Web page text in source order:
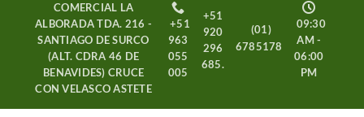
COMERCIAL LA
ALBORADA TDA. 216 -
SANTIAGO DE SURCO
(ALT. CDRA 46 DE
BENAVIDES) CRUCE
CON VELASCO ASTETE
09:30
AM -
06:00
PM
+51
963
055
005
+51
920
296
685.
(01)
6785178